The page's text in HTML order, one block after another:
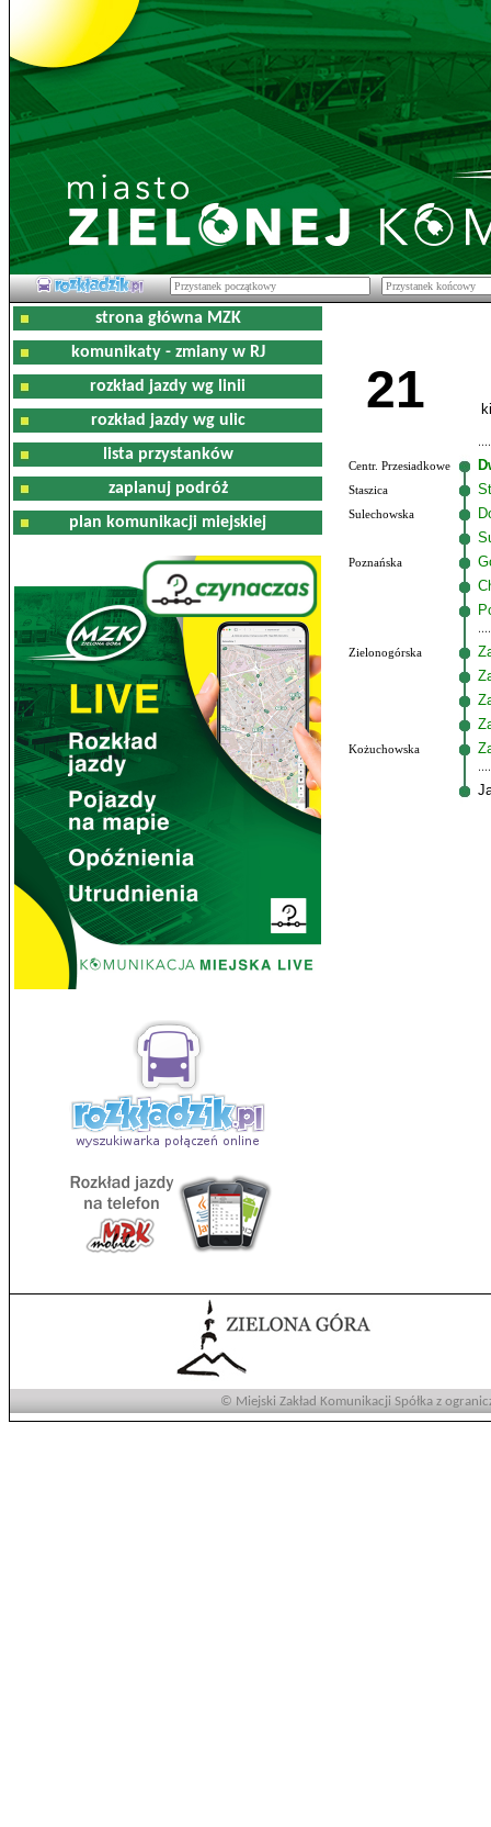
strona główna MZK
komunikaty - zmiany w RJ
rozkład jazdy wg linii
rozkład jazdy wg ulic
lista przystanków
zaplanuj podróż
plan komunikacji miejskiej
21
Centr. Przesiadkowe
Staszica
Sulechowska
Poznańska
Zielonogórska
Kożuchowska
© Miejski Zakład Komunikacji Spółka z